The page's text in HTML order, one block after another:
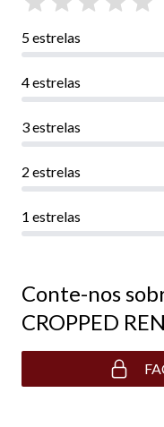
5 estrelas
4 estrelas
3 estrelas
2 estrelas
1 estrelas
Conte-nos
CROPPED